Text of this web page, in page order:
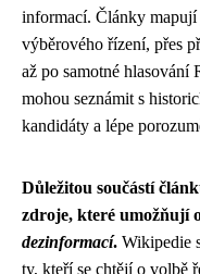
informací. Články
výběrového řízení, přes
až po samotné hlasování
mohou seznámit s
kandidáty a lépe
Důležitou součástí
zdroje, které umožňují
dezinformací. Wikipedie
ty, kteří se chtějí o volbě